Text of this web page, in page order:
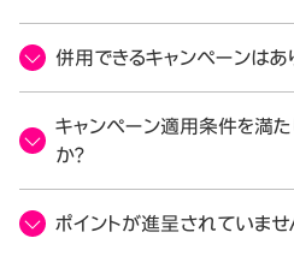
併用できるキャンペーンはあ
キャンペーン適用条件を満
か？
ポイントが進呈されていませ